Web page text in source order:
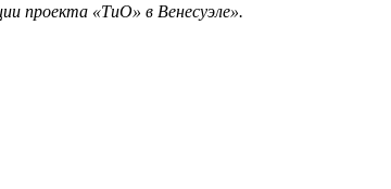
проекта «ТиО» в Венесуэле».